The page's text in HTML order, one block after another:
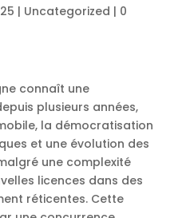
| Uncategorized | 0
connaît une
plusieurs années,
la démocratisation
et une évolution des
une complexité
licences dans des
réticentes. Cette